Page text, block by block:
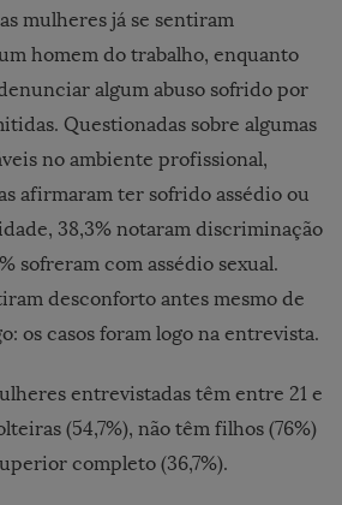
mulheres já se sentiram
homem do trabalho, enquanto
algum abuso sofrido por
Questionadas sobre algumas
no ambiente profissional,
afirmaram ter sofrido assédio ou
38,3% notaram discriminação
sofreram com assédio sexual.
desconforto antes mesmo de
os casos foram logo na entrevista.
entrevistadas têm entre 21 e
(54,7%), não têm filhos (76%)
completo (36,7%).